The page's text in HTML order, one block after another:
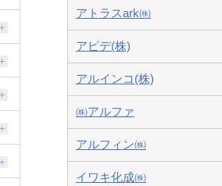
アトラスark㈱
アピデ(株)
アルインコ(株)
㈱アルファ
アルフィン㈱
イワキ化成㈱